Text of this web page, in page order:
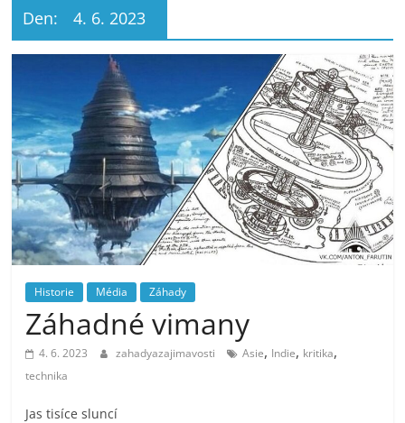
Den: 4. 6. 2023
Historie Média Záhady
Záhadné vimany
4. 6. 2023 zahadyazajimavosti Asie, Indie, kritika,
technika
Jas tisíce sluncí